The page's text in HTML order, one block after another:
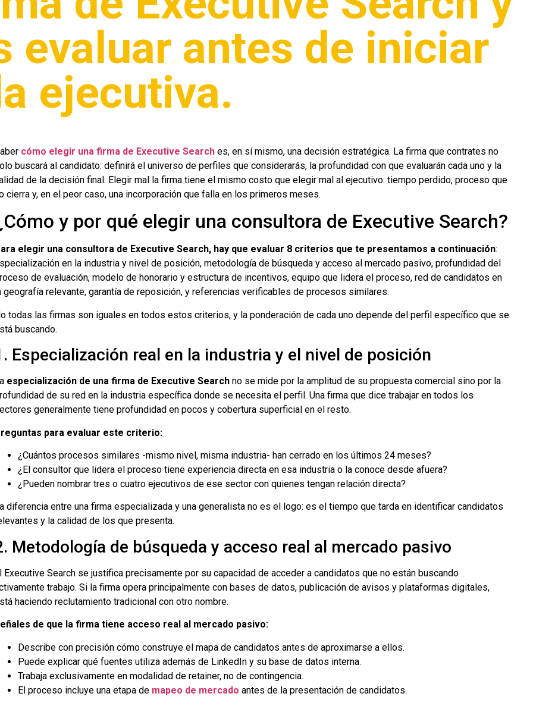
evaluar antes de iniciar
ejecutiva.
cómo elegir una firma de Executive Search es, en sí mismo, una decisión estratégica. La firma que contrates no
buscará al candidato: definirá el universo de perfiles que considerarás, la profundidad con que evaluarán cada uno y la
de la decisión final. Elegir mal la firma tiene el mismo costo que elegir mal al ejecutivo: tiempo perdido, proceso que
cierra y, en el peor caso, una incorporación que falla en los primeros meses.
y por qué elegir una consultora de Executive Search?
elegir una consultora de Executive Search, hay que evaluar 8 criterios que te presentamos a continuación:
en la industria y nivel de posición, metodología de búsqueda y acceso al mercado pasivo, profundidad del
de evaluación, modelo de honorario y estructura de incentivos, equipo que lidera el proceso, red de candidatos en
geografía relevante, garantía de reposición, y referencias verificables de procesos similares.
todas las firmas son iguales en todos estos criterios, y la ponderación de cada uno depende del perfil específico que se
buscando.
Especialización real en la industria y el nivel de posición
especialización de una firma de Executive Search no se mide por la amplitud de su propuesta comercial sino por la
de su red en la industria específica donde se necesita el perfil. Una firma que dice trabajar en todos los
generalmente tiene profundidad en pocos y cobertura superficial en el resto.
para evaluar este criterio:
¿Cuántos procesos similares -mismo nivel, misma industria- han cerrado en los últimos 24 meses?
¿El consultor que lidera el proceso tiene experiencia directa en esa industria o la conoce desde afuera?
¿Pueden nombrar tres o cuatro ejecutivos de ese sector con quienes tengan relación directa?
diferencia entre una firma especializada y una generalista no es el logo: es el tiempo que tarda en identificar candidatos
y la calidad de los que presenta.
Metodología de búsqueda y acceso real al mercado pasivo
Executive Search se justifica precisamente por su capacidad de acceder a candidatos que no están buscando
trabajo. Si la firma opera principalmente con bases de datos, publicación de avisos y plataformas digitales,
haciendo reclutamiento tradicional con otro nombre.
de que la firma tiene acceso real al mercado pasivo:
Describe con precisión cómo construye el mapa de candidatos antes de aproximarse a ellos.
Puede explicar qué fuentes utiliza además de LinkedIn y su base de datos interna.
Trabaja exclusivamente en modalidad de retainer, no de contingencia.
El proceso incluye una etapa de mapeo de mercado antes de la presentación de candidatos.